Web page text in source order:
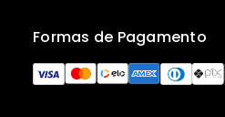
Formas de Pagamento